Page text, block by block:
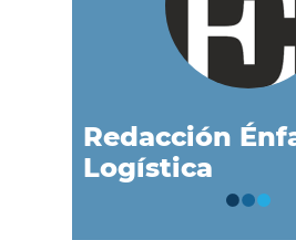
Redacción
Logística